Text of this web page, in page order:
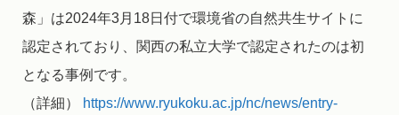
森」は2024年3月18日付で環境省の自然共生サイトに
認定されており、関西の私立大学で認定されたのは初
となる事例です。
（詳細）
https://www.ryukoku.ac.jp/nc/news/entry-